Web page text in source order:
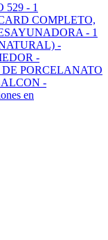
529 - 1
COMPLETO,
- 1
-
-
PORCELANATO
-
en